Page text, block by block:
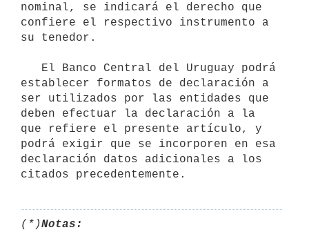
nominal, se indicará el derecho que
confiere el respectivo instrumento a
su tenedor.
establecer formatos de declaración a
ser utilizados por las entidades que
deben efectuar la declaración a la
que refiere el presente artículo, y
podrá exigir que se incorporen en esa
declaración datos adicionales a los
citados precedentemente.
(*)Notas: